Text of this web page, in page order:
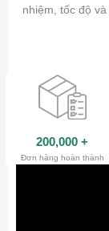
nhiệm, tốc độ
200,000 +
Đơn hàng hoàn thành